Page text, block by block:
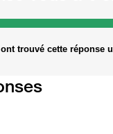
trouvé cette réponse